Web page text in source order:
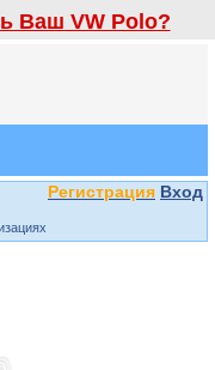
Ваш VW Polo?
Регистрация Вход